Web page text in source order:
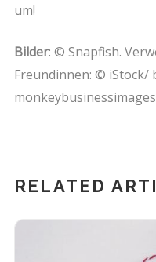
um!
Bilder: © Snapfish.
Freundinnen: © iStock/
RELATED